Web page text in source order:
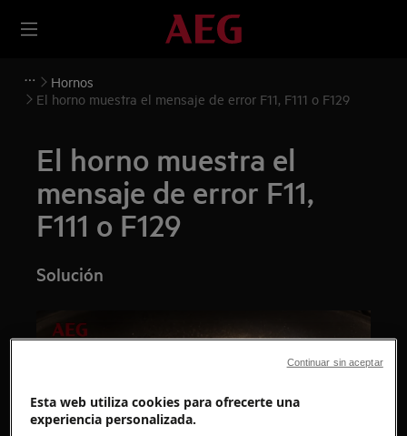
Hornos
El horno muestra el mensaje de error F11, F111 o F129
El horno muestra el
mensaje de error F11,
F111 o F129
Solución
Esta web utiliza cookies para ofrecerte una
experiencia personalizada.
Continuar sin aceptar